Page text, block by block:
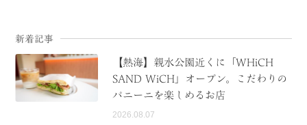
新着記事
【熱海】親水公園近くに「WHiCH
SAND WiCH」オープン。こだわりの
パニーニを楽しめるお店
2026.08.07